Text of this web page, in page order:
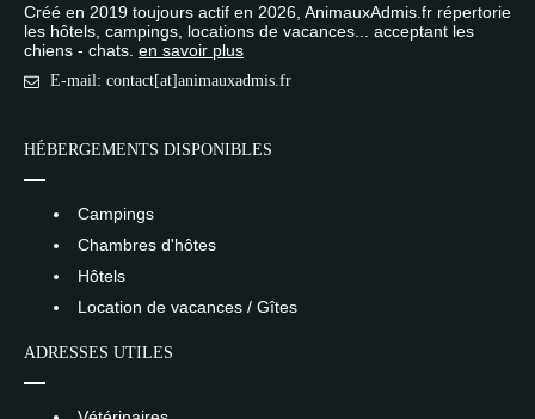
Créé en 2019 toujours actif en 2026, AnimauxAdmis.fr répertorie
les hôtels, campings, locations de vacances... acceptant les
chiens - chats. en savoir plus
E-mail: contact[at]animauxadmis.fr
HÉBERGEMENTS DISPONIBLES
Campings
Chambres d'hôtes
Hôtels
Location de vacances / Gîtes
ADRESSES UTILES